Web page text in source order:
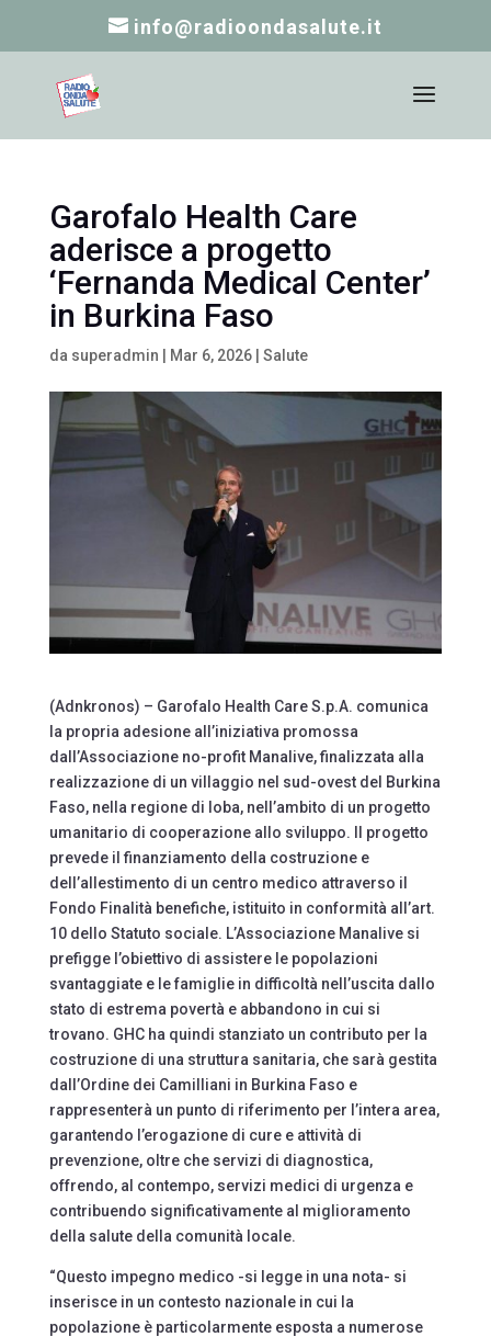
info@radioondasalute.it
Garofalo Health Care
aderisce a progetto
‘Fernanda Medical Center’
in Burkina Faso
da superadmin Mar 6, 2026| Salute
(Adnkronos) – Garofalo Health Care S.p.A. comunica
la propria adesione all’iniziativa promossa
dall’Associazione no-profit Manalive, finalizzata alla
realizzazione di un villaggio nel sud-ovest del Burkina
Faso, nella regione di Ioba, nell’ambito di un progetto
umanitario di cooperazione allo sviluppo. Il progetto
prevede il finanziamento della costruzione e
dell’allestimento di un centro medico attraverso il
Fondo Finalità benefiche, istituito in conformità all’art.
10 dello Statuto sociale. L’Associazione Manalive si
prefigge l’obiettivo di assistere le popolazioni
svantaggiate e le famiglie in difficoltà nell’uscita dallo
stato di estrema povertà e abbandono in cui si
trovano. GHC ha quindi stanziato un contributo per la
costruzione di una struttura sanitaria, che sarà gestita
dall’Ordine dei Camilliani in Burkina Faso e
rappresenterà un punto di riferimento per l’intera area,
garantendo l’erogazione di cure e attività di
prevenzione, oltre che servizi di diagnostica,
offrendo, al contempo, servizi medici di urgenza e
contribuendo significativamente al miglioramento
della salute della comunità locale.
“Questo impegno medico -si legge in una nota- si
inserisce in un contesto nazionale in cui la
popolazione è particolarmente esposta a numerose